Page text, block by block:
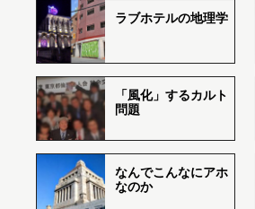
ラブホテルの地理学
「風化」するカルト
問題
なんでこんなにアホ
なのか